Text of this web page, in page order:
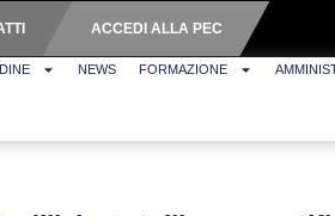
ACCEDI ALLA PEC
NEWS FORMAZIONE